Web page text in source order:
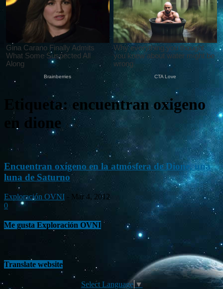
Etiqueta: encuentran oxigeno
en dione
Encuentran oxígeno en la atmósfera de Dione, una
luna de Saturno
Exploración OVNI - Mar 4, 2012
0
Me gusta Exploración OVNI
Translate website
Select Language ▼